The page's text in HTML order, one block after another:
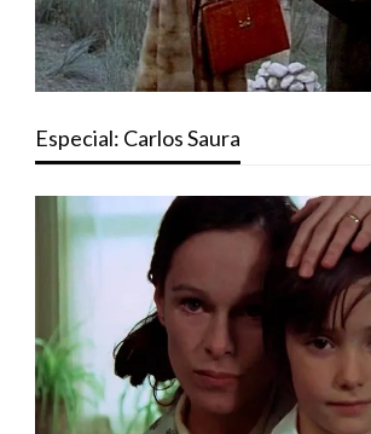
Especial: Carlos Saura